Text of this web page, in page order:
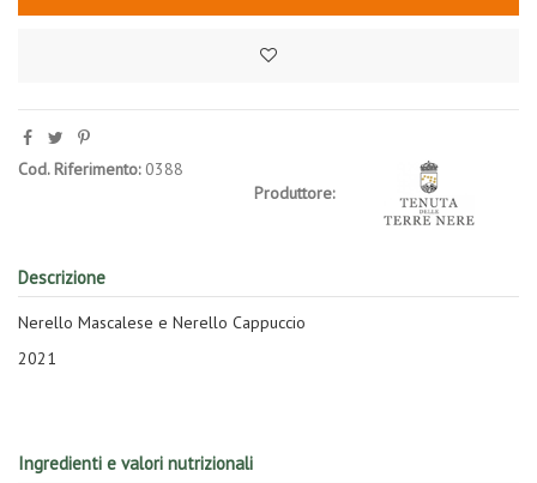
Produttore:
Cod. Riferimento: 0388
Descrizione
Nerello Mascalese e Nerello Cappuccio
2021
Ingredienti e valori nutrizionali